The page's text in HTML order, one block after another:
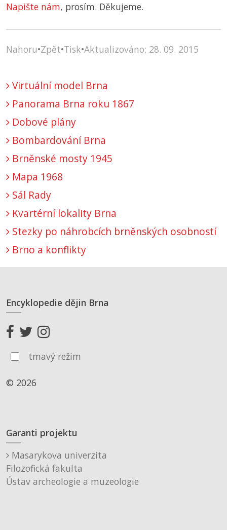
Napište nám, prosím. Děkujeme.
Nahoru•Zpět•Tisk•Aktualizováno: 28. 09. 2015
Virtuální model Brna
Panorama Brna roku 1867
Dobové plány
Bombardování Brna
Brněnské mosty 1945
Mapa 1968
Sál Rady
Kvartérní lokality Brna
Stezky po náhrobcích brněnských osobností
Brno a konflikty
Encyklopedie dějin Brna
tmavý režim
© 2026
Garanti projektu
Masarykova univerzita
Filozofická fakulta
Ústav archeologie a muzeologie